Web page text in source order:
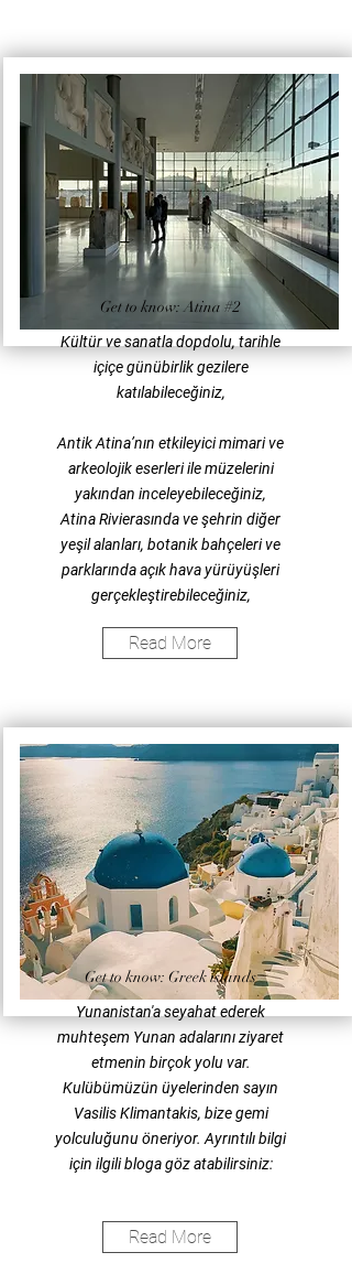
Get to know: Atina #2
Kültür ve sanatla dopdolu, tarihle
içiçe günübirlik gezilere
katılabileceğiniz,
Antik Atina’nın etkileyici mimari ve
arkeolojik eserleri ile müzelerini
yakından inceleyebileceğiniz,
Atina Rivierasında ve şehrin diğer
yeşil alanları, botanik bahçeleri ve
parklarında açık hava yürüyüşleri
gerçekleştirebileceğiniz,
Read More
Get to know: Greek islands
Yunanistan'a seyahat ederek
muhteşem Yunan adalarını ziyaret
etmenin birçok yolu var.
Kulübümüzün üyelerinden sayın
Vasilis Klimantakis, bize gemi
yolculuğunu öneriyor. Ayrıntılı bilgi
için ilgili bloga göz atabilirsiniz:
Read More